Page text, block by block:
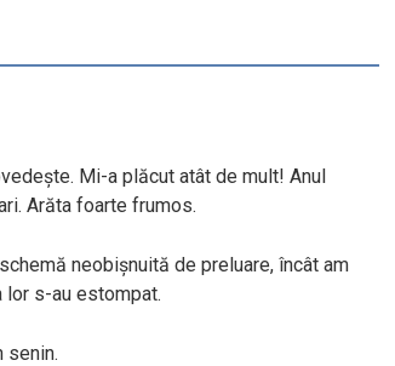
Mi-a plăcut atât de mult! Anul
Arăta foarte frumos.
neobișnuită de preluare, încât am
lor s-au estompat.
senin.